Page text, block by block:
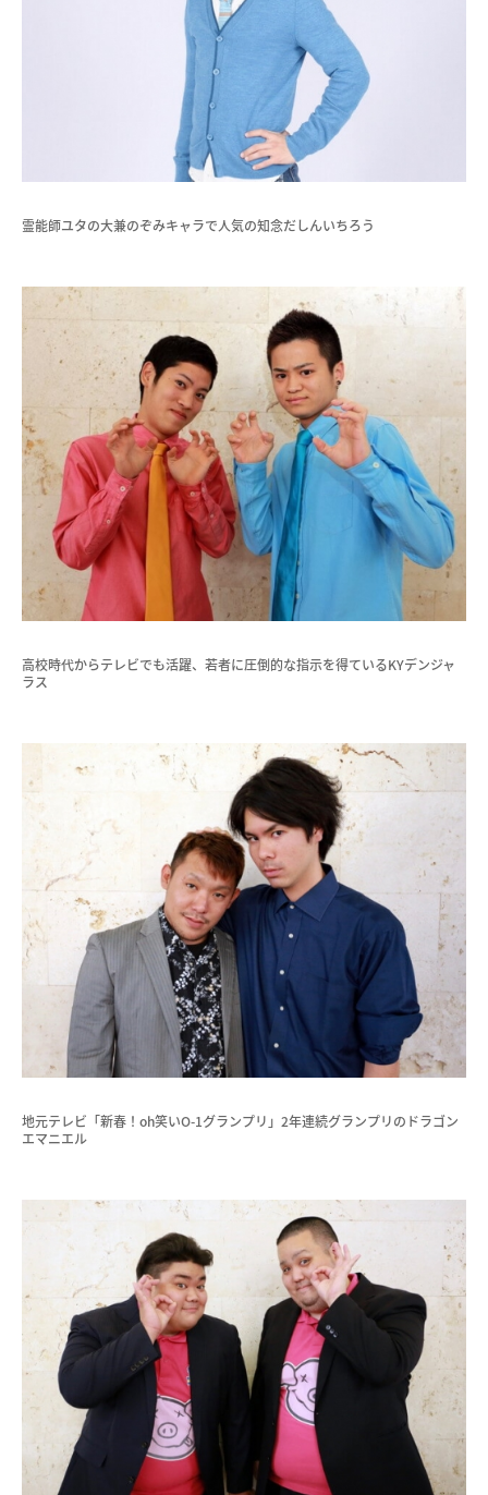
霊能師ユタの大兼のぞみキャラで人気の知念だしんいちろう
高校時代からテレビでも活躍、若者に圧倒的な指示を得ているKYデンジャ
ラス
地元テレビ「新春！oh笑いO-1グランプリ」2年連続グランプリのドラゴン
エマニエル